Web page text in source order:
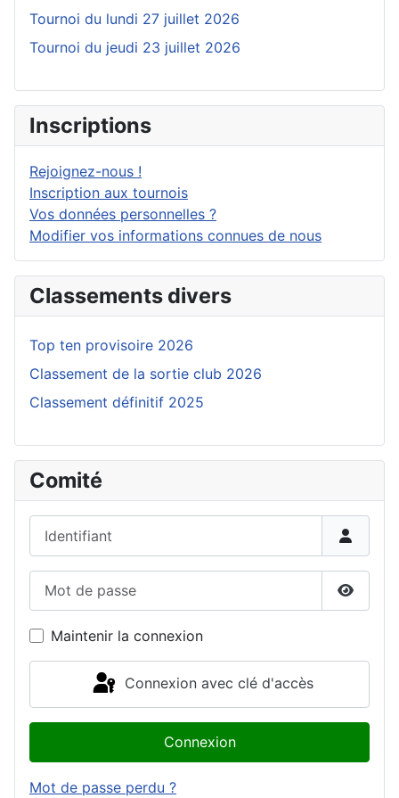
Tournoi du lundi 27 juillet 2026
Tournoi du jeudi 23 juillet 2026
Inscriptions
Rejoignez-nous !
Inscription aux tournois
Vos données personnelles ?
Modifier vos informations connues de nous
Classements divers
Top ten provisoire 2026
Classement de la sortie club 2026
Classement définitif 2025
Comité
Maintenir la connexion
Connexion avec clé d'accès
Connexion
Mot de passe perdu ?